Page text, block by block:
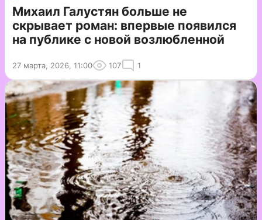
Михаил Галустян больше не
скрывает роман: впервые появился
на публике с новой возлюбленной
27 марта, 2026, 11:00 107 1